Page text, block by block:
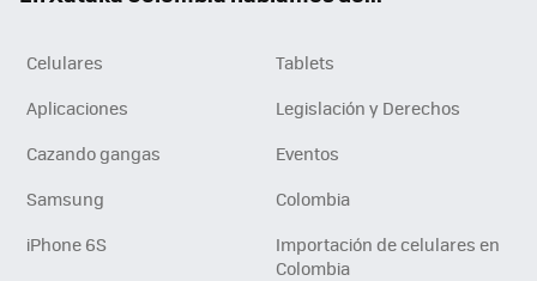
Celulares
Tablets
Aplicaciones
Legislación y Derechos
Cazando gangas
Eventos
Samsung
Colombia
iPhone 6S
Importación de celulares en
Colombia